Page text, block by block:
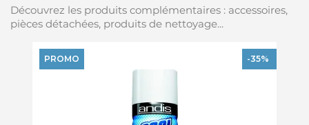
Découvrez les produits complémentaires : accessoires,
pièces détachées, produits de nettoyage...
PROMO -35%